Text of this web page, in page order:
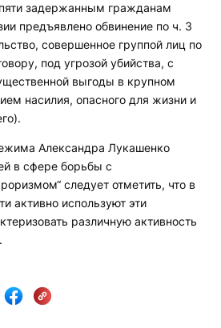
задержанным гражданам
предъявлено обвинение по ч. 3
совершенное группой лиц по
под угрозой убийства, с
выгоды в крупном
насилия, опасного для жизни и
Александра Лукашенко
в сфере борьбы с
следует отметить, что в
активно используют эти
различную активность